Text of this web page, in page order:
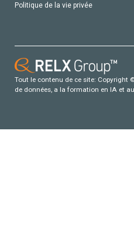
Politique de la vie privée
Tout le contenu de ce site: Copyright
de données, a la formation en IA et